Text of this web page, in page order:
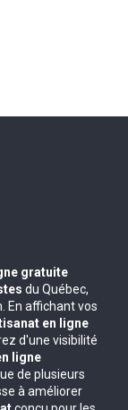
gratuite
du Québec,
En affichant vos
en ligne
d'une visibilité
ligne
de plusieurs
à améliorer